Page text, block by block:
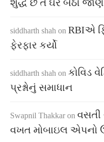
શુદ્ધ છે તે ઘરે બેઠા
siddharth shah on RBIએ
ફેરફાર કર્યો
siddharth shah on કોવિડ
પ્રશ્નોનું સમાધાન
Swapnil Thakkar on વસતી
વખત મોબાઇલ એપનો